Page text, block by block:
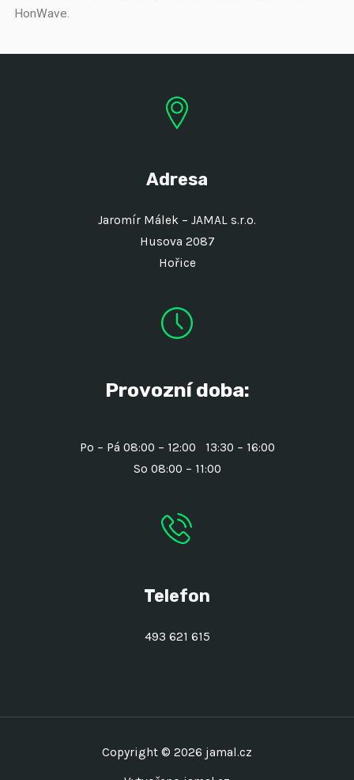
HonWave.
Adresa
Jaromír Málek – JAMAL s.r.o.
Husova 2087
Hořice
Provozní doba:
Po – Pá 08:00 – 12:00 13:30 – 16:00
So 08:00 – 11:00
Telefon
493 621 615
Copyright © 2026 jamal.cz